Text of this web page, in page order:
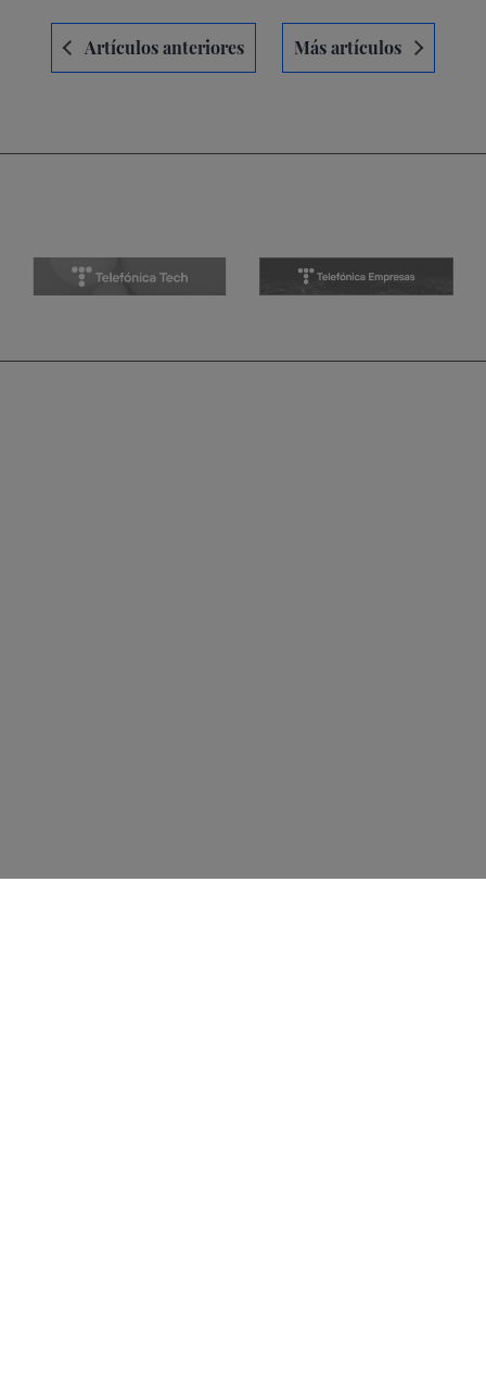
Navegación
entradas
Artículos anteriores Más artículos